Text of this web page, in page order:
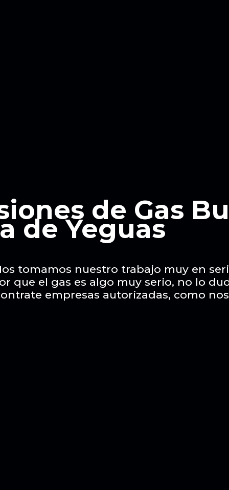
de Gas
de Yeguas
tomamos nuestro trabajo muy en
que el gas es algo muy serio, no lo
empresas autorizadas, como